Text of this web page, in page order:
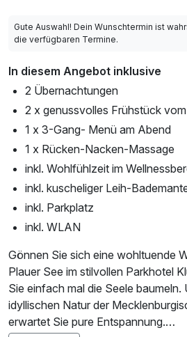
Gute Auswahl! Dein Wunschtermin ist
die verfügbaren Termine.
In diesem Angebot inklusive
2 Übernachtungen
2 x genussvolles Frühstück
1 x 3-Gang- Menü am Abend
1 x Rücken-Nacken-Massage
inkl. Wohlfühlzeit im
inkl. kuscheliger Leih-
inkl. Parkplatz
inkl. WLAN
Gönnen Sie sich eine wohltuende
Plauer See im stilvollen Parkhotel
Sie einfach mal die Seele
idyllischen Natur der
erwartet Sie pure Entspannung.